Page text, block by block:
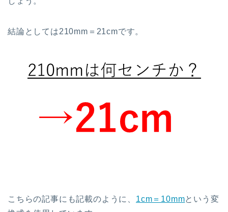
結論としては210mm＝21cmです。
こちらの記事にも記載のように、 1cm＝10mmという変